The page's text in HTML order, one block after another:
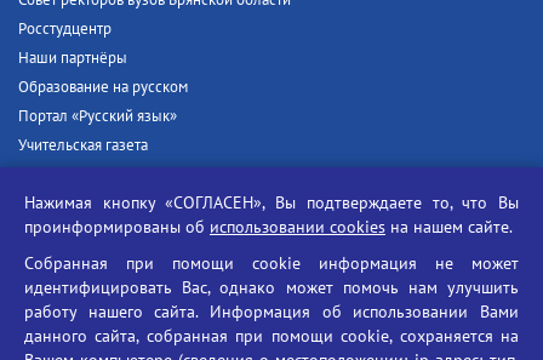
Росстудцентр
Наши партнёры
Образование на русском
Портал «Русский язык»
Учительская газета
Единый портал государственных услуг
Противодействие угрозам информационной безопасности
Социальные ролики - Генеральная прокуратура РФ
Противодействие коррупции
Нажимая кнопку «СОГЛАСЕН», Вы подтверждаете то, что Вы
проинформированы об использовании cookies на нашем сайте.
Собранная при помощи cookie информация не может
идентифицировать Вас, однако может помочь нам улучшить
работу нашего сайта. Информация об использовании Вами
данного сайта, собранная при помощи cookie, сохраняется на